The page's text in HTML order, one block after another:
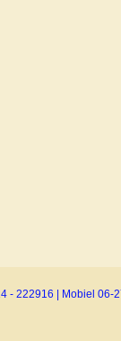
- 222916 | Mobiel 06-